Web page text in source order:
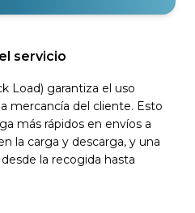
servicio
Load) garantiza el uso
mercancía del cliente. Esto
más rápidos en envíos a
la carga y descarga, y una
la recogida hasta